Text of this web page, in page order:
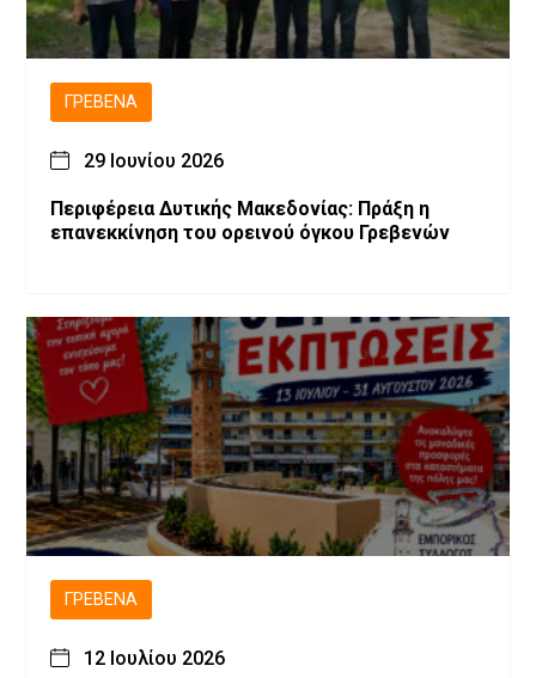
ΓΡΕΒΕΝΆ
29 Ιουνίου 2026
Περιφέρεια Δυτικής Μακεδονίας: Πράξη η
επανεκκίνηση του ορεινού όγκου Γρεβενών
ΓΡΕΒΕΝΆ
12 Ιουλίου 2026